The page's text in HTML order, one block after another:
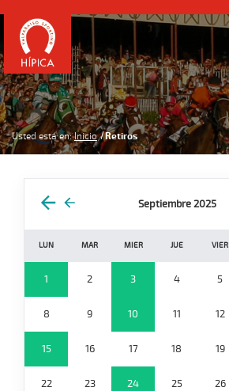
Usted está en: Inicio Retiros
Septiembre 2025
LUN MAR MIER JUE VIER
1 2 3 4 5
8 9 10 11 12
15 16 17 18 19
22 23 24 25 26